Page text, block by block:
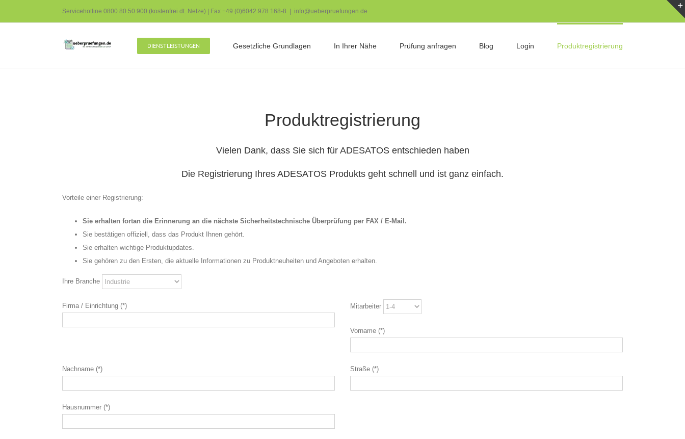
Servicehotline 0800 80 50 900 (kostenfrei dt. Netze) | Fax +49 (0)6042 978 168-8 info@ueberpruefungen.de
DIENSTLEISTUNGEN Gesetzliche Grundlagen In Ihrer Nähe Prüfung anfragen Blog Login Produktregistrierung
Produktregistrierung
Vielen Dank, dass Sie sich für ADESATOS entschieden haben
Die Registrierung Ihres ADESATOS Produkts geht schnell und ist ganz einfach.
Vorteile einer Registrierung:
Sie erhalten fortan die Erinnerung an die nächste Sicherheitstechnische Überprüfung per FAX / E-Mail.
Sie bestätigen offiziell, dass das Produkt Ihnen gehört.
Sie erhalten wichtige Produktupdates.
Sie gehören zu den Ersten, die aktuelle Informationen zu Produktneuheiten und Angeboten erhalten.
Ihre Branche
Firma / Einrichtung (*) Mitarbeiter
Vorname (*)
Nachname (*) Straße (*)
Hausnummer (*)